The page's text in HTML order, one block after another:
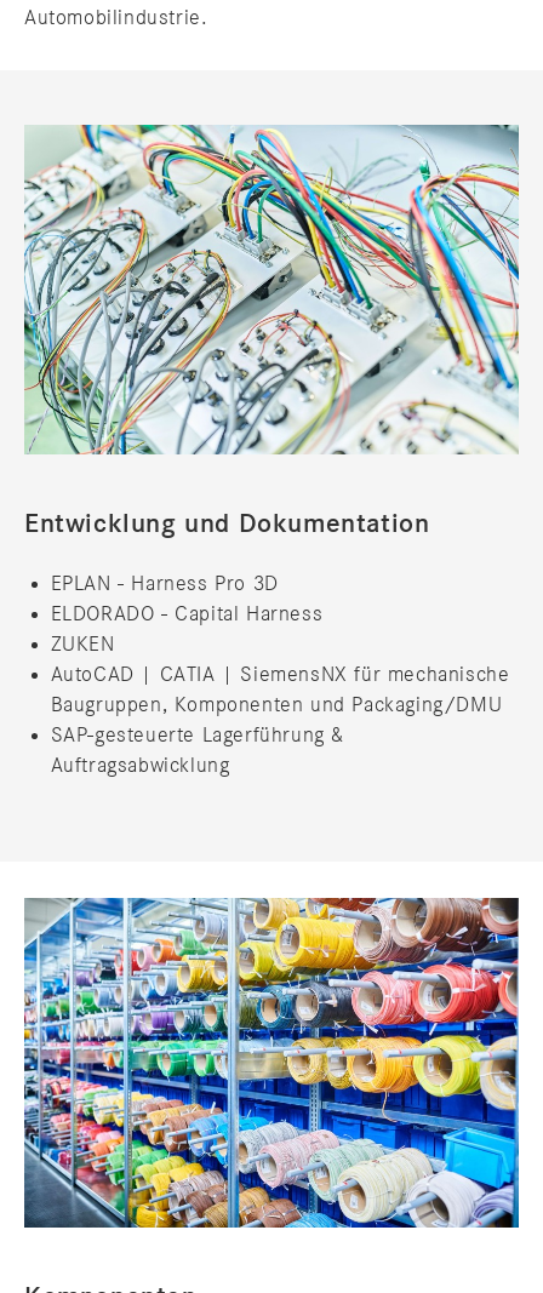
Automobilindustrie.
Entwicklung und Dokumentation
EPLAN - Harness Pro 3D
ELDORADO - Capital Harness
ZUKEN
AutoCAD | CATIA | SiemensNX für mechanische
Baugruppen, Komponenten und Packaging/DMU
SAP-gesteuerte Lagerführung &
Auftragsabwicklung